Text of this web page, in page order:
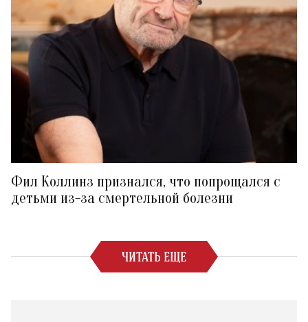
Фил Коллинз признался, что попрощался с
детьми из-за смертельной болезни
ЧИТАТЬ ЕЩЕ